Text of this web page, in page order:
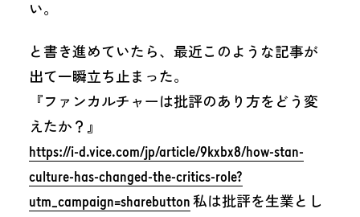
い。
と書き進めていたら、最近このような記事が
出て一瞬立ち止まった。
『ファンカルチャーは批評のあり方をどう変
えたか？』
https://i-d.vice.com/jp/article/9kxbx8/how-stan-
culture-has-changed-the-critics-role?
utm_campaign=sharebutton私は批評を生業とし